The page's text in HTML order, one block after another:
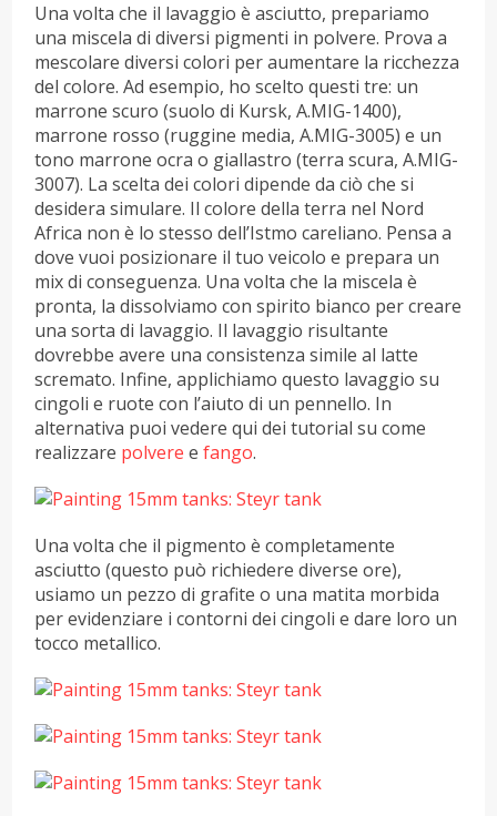
Una volta che il lavaggio è asciutto, prepariamo
una miscela di diversi pigmenti in polvere. Prova a
mescolare diversi colori per aumentare la ricchezza
del colore. Ad esempio, ho scelto questi tre: un
marrone scuro (suolo di Kursk, A.MIG-1400),
marrone rosso (ruggine media, A.MIG-3005) e un
tono marrone ocra o giallastro (terra scura, A.MIG-
3007). La scelta dei colori dipende da ciò che si
desidera simulare. Il colore della terra nel Nord
Africa non è lo stesso dell’Istmo careliano. Pensa a
dove vuoi posizionare il tuo veicolo e prepara un
mix di conseguenza. Una volta che la miscela è
pronta, la dissolviamo con spirito bianco per creare
una sorta di lavaggio. Il lavaggio risultante
dovrebbe avere una consistenza simile al latte
scremato. Infine, applichiamo questo lavaggio su
cingoli e ruote con l’aiuto di un pennello. In
alternativa puoi vedere qui dei tutorial su come
realizzare polvere efango.
Una volta che il pigmento è completamente
asciutto (questo può richiedere diverse ore),
usiamo un pezzo di grafite o una matita morbida
per evidenziare i contorni dei cingoli e dare loro un
tocco metallico.